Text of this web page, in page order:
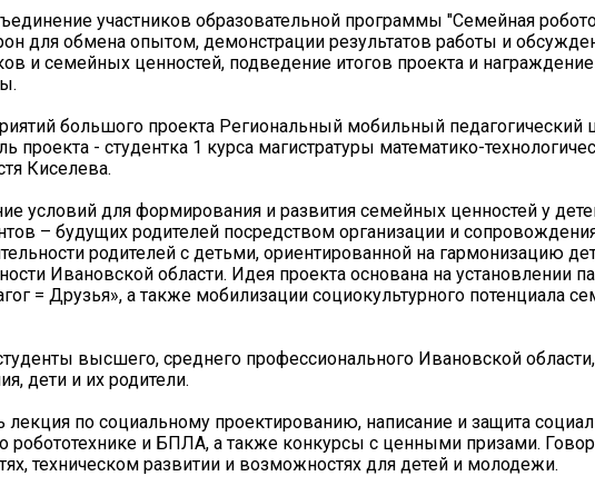
участников образовательной программы "Семейная
для обмена опытом, демонстрации результатов работы и
и семейных ценностей, подведение итогов проекта и
большого проекта Региональный мобильный педагогический
проекта - студентка 1 курса магистратуры математико-
Киселева.
условий для формирования и развития семейных ценностей у
– будущих родителей посредством организации и
родителей с детьми, ориентированной на гармонизацию
Ивановской области. Идея проекта основана на установлении
= Друзья», а также мобилизации социокультурного потенциала
высшего, среднего профессионального Ивановской
дети и их родители.
лекция по социальному проектированию, написание и защита
робототехнике и БПЛА, а также конкурсы с ценными призами.
техническом развитии и возможностях для детей и молодежи.